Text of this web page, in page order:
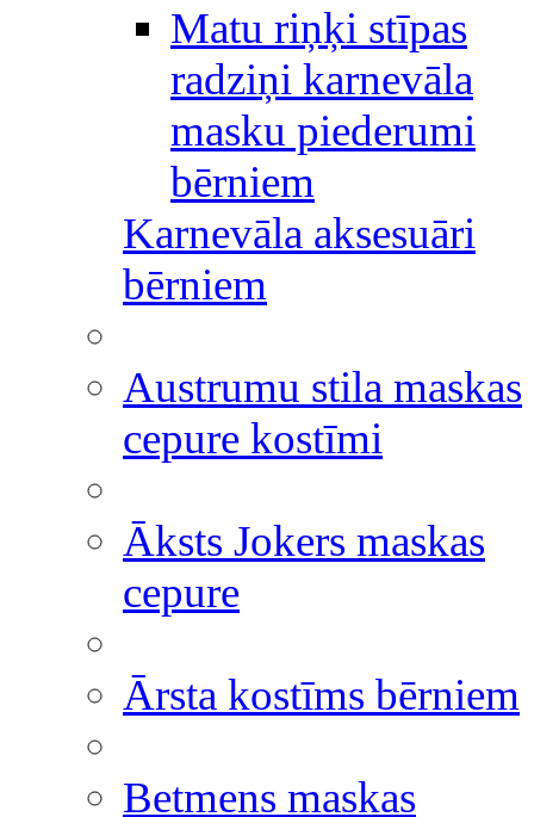
Matu riņķi stīpas
radziņi karnevāla
masku piederumi
bērniem
Karnevāla aksesuāri
bērniem
Austrumu stila maskas
cepure kostīmi
Āksts Jokers maskas
cepure
Ārsta kostīms bērniem
Betmens maskas